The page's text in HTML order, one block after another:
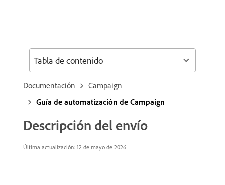
Documentación
Campaign
Guía de automatización de Campaign
Descripción del envío
Última actualización: 12 de mayo de 2026
Tabla de contenido